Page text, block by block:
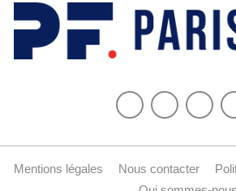
Mentions légales Nous contacter